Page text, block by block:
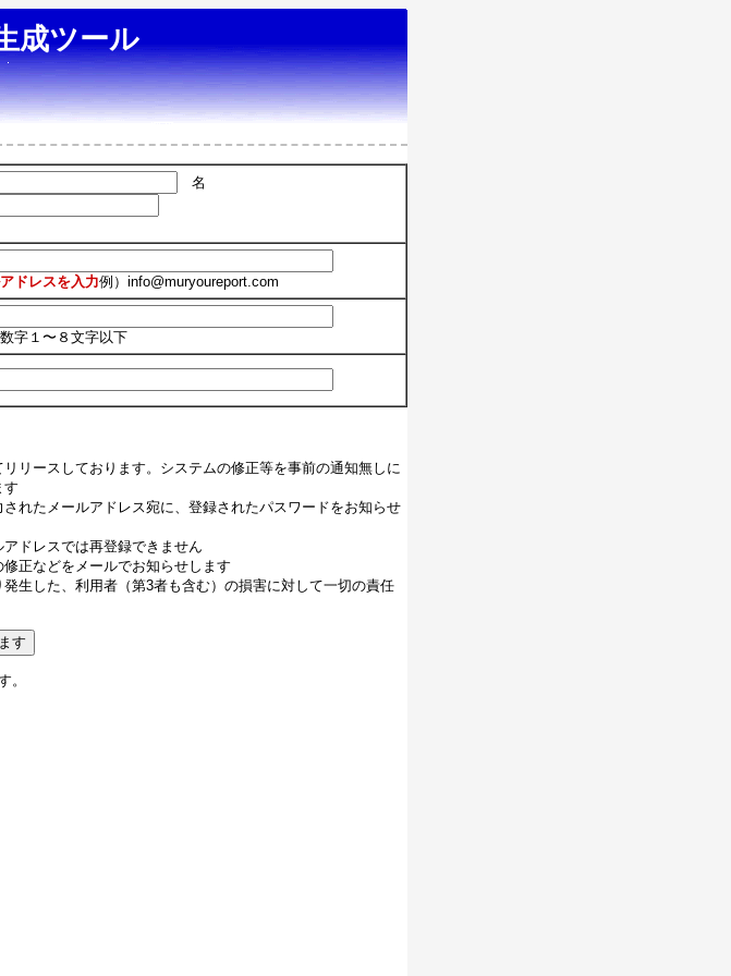
成ツール
名
ドレスを入力例） info@muryoureport.com
字１〜８文字以下
リースしております。システムの修正等を事前の通知無しに
す
れたメールアドレス宛に、登録されたパスワードをお知らせ
ドレスでは再登録できません
正などをメールでお知らせします
生した、利用者（第3者も含む）の損害に対して一切の責任
。